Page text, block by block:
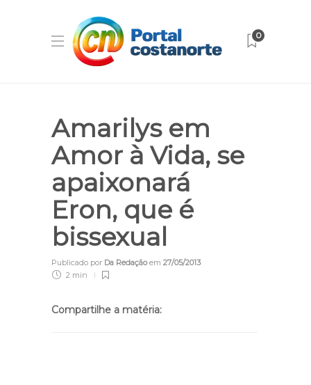
0
Amarilys em
Amor à Vida, se
apaixonará
Eron, que é
bissexual
Publicado por Da Redaçãoem 27/05/2013
2 min
Compartilhe a matéria: